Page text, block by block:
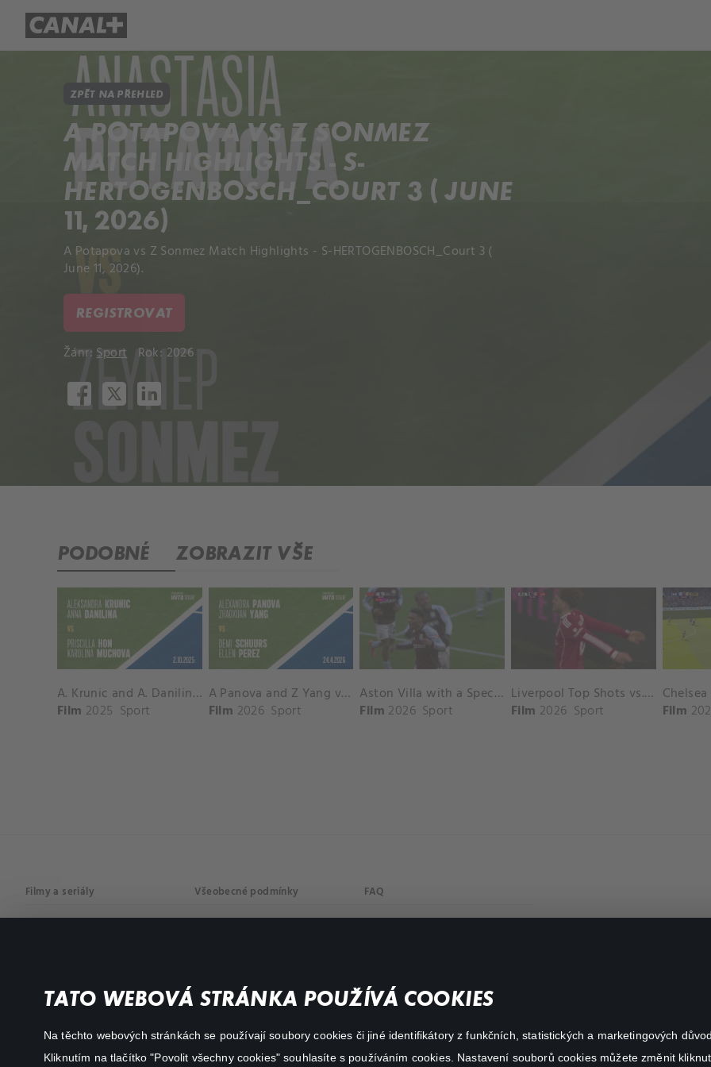
TATO WEBOVÁ STRÁNKA POUŽÍVÁ COOKIES
Na těchto webových stránkách se používají soubory cookies či jiné identifikátory z funkčních, statistických a marketingových
Kliknutím na tlačítko "Povolit všechny cookies" souhlasíte s používáním cookies. Nastavení souborů cookies můžete změnit
ZPĚT NA PŘEHLED
A POTAPOVA VS Z SONMEZ
MATCH HIGHLIGHTS - S-
HERTOGENBOSCH_COURT 3 ( JUNE
11, 2026)
A Potapova vs Z Sonmez Match Highlights - S-HERTOGENBOSCH_Court 3 (
June 11, 2026).
REGISTROVAT
Žánr:Sport Rok: 2026
PODOBNÉ ZOBRAZIT VŠE
A. Krunic and A. Danilina vs. P. Hon and K. Muchova Match Highlights - BEIJING_Capital Group Diamond ( October 02, 2025)
Film 2025 Sport
A Panova and Z Yang vs D Schuurs and E Perez Match Highlights - MADRID_Court 8 ( April 24, 2026)
Film 2026 Sport
Aston Villa with a Spectacular Goal vs. Nottingham Forest
Film 2026 Sport
Liverpool Top Shots vs. Fulham
Film 2026 Sport
Film
Filmy a seriály
Akční
Všeobecné podmínky FAQ